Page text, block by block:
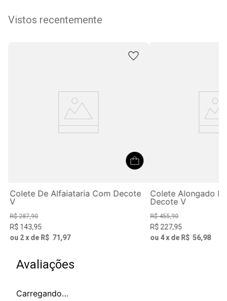
Vistos recentemente
Colete De Alfaiataria Com Decote
V
R$ 287,90
R$ 143,95
ou 2x de R$ 71,97
Colete Alongado
Decote V
R$ 455,90
R$ 227,95
ou 4x de R$ 56,98
Avaliações
Carregando…